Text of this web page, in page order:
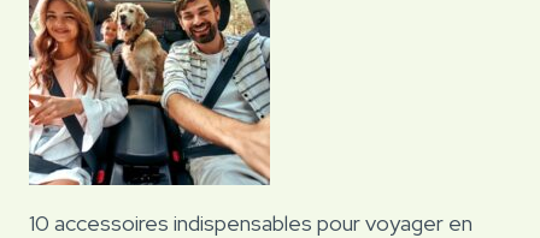
10 accessoires indispensables pour voyager en